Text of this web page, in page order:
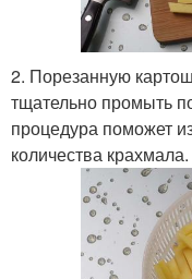
2. Порезанную
тщательно промыть
процедура поможет
количества крахмала.